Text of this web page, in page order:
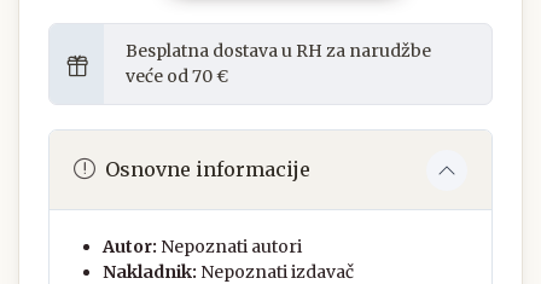
Besplatna dostava u RH za narudžbe
veće od 70 €
Osnovne informacije
Autor: Nepoznati autori
Nakladnik: Nepoznati izdavač